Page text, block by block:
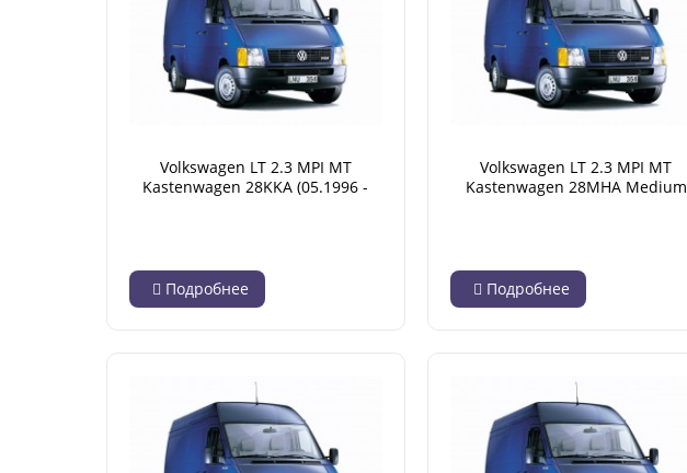
Volkswagen LT 2.3 MPI MT
Kastenwagen 28KKA (05.1996 -
Подробнее
Volkswagen LT 2.3 MPI MT
Kastenwagen 28MHA Medium
Подробнее